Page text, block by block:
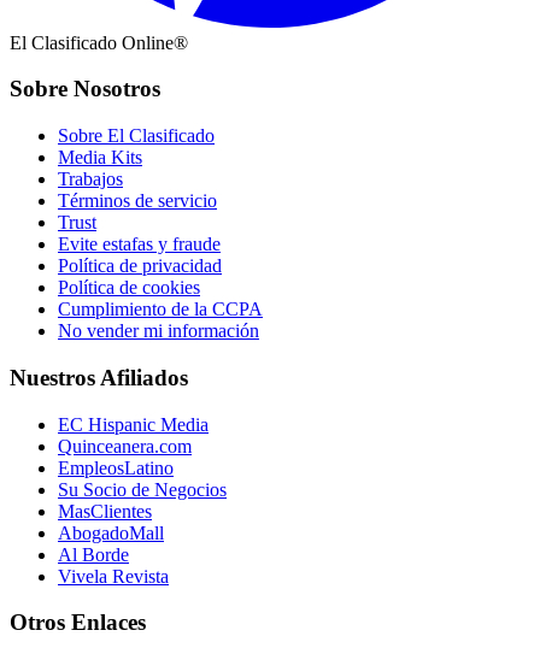
El Clasificado Online®
Sobre Nosotros
Sobre El Clasificado
Media Kits
Trabajos
Términos de servicio
Trust
Evite estafas y fraude
Política de privacidad
Política de cookies
Cumplimiento de la CCPA
No vender mi información
Nuestros Afiliados
EC Hispanic Media
Quinceanera.com
EmpleosLatino
Su Socio de Negocios
MasClientes
AbogadoMall
Al Borde
Vivela Revista
Otros Enlaces